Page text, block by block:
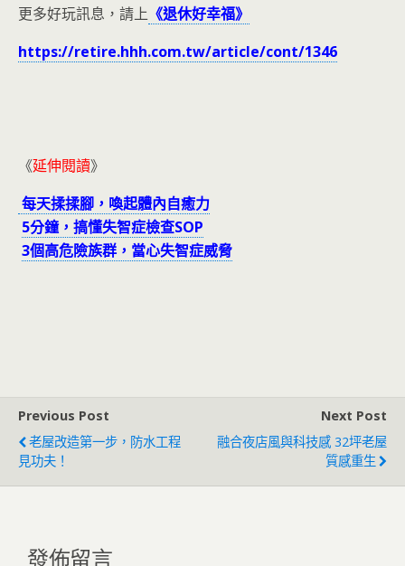
更多好玩訊息，請上 《退休好幸福》
https://retire.hhh.com.tw/article/cont/1346
《延伸閱讀》
每天揉揉腳，喚起體內自癒力
5分鐘，搞懂失智症檢查SOP
3個高危險族群，當心失智症威脅
Previous Post
老屋改造第一步，防水工程
見功夫！
Next Post
融合夜店風與科技感 32坪老屋
質感重生
發佈留言